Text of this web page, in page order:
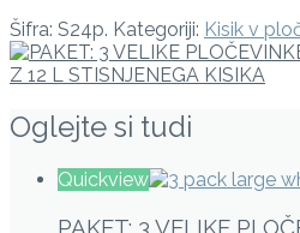
Šifra: S24p. Kategoriji: Kisik v
Oglejte si tudi
Quickview
PAKET: 3 VELIKE